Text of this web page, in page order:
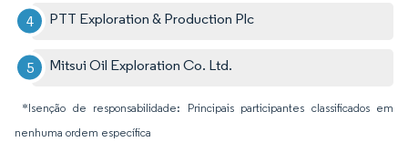
PTT Exploration & Production Plc
Mitsui Oil Exploration Co. Ltd.
*Isenção de responsabilidade: Principais participantes classificados em
nenhuma ordem específica